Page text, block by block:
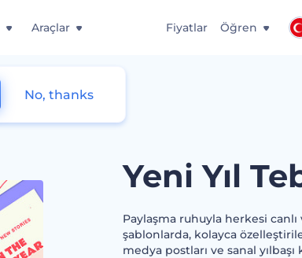
Araçlar Fiyatlar Öğren
Yeni Yıl
Paylaşma ruhuyla herkesi
şablonlarda, kolayca
medya postları ve sanal yılbaşı
No, thanks